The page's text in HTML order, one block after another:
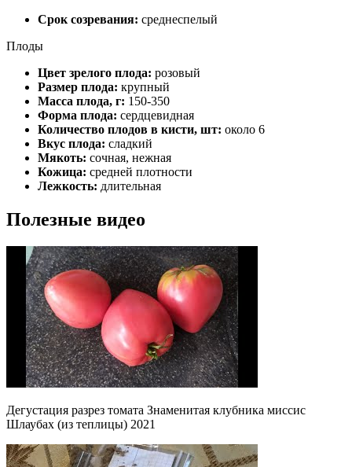
Срок созревания: среднеспелый
Плоды
Цвет зрелого плода: розовый
Размер плода: крупный
Масса плода, г: 150-350
Форма плода: сердцевидная
Количество плодов в кисти, шт: около 6
Вкус плода: сладкий
Мякоть: сочная, нежная
Кожица: средней плотности
Лежкость: длительная
Полезные видео
Дегустация разрез томата Знаменитая клубника миссис
Шлаубах (из теплицы) 2021